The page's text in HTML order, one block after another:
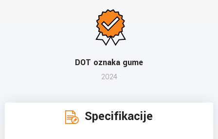
DOT oznaka gume
2024
Specifikacije